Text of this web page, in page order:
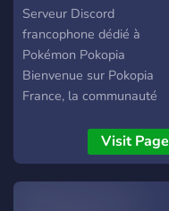
Serveur Discord
francophone dédié à
Pokémon Pokopia
Bienvenue sur Pokopia
France, la communauté
incontournable pour tous
les joueurs de Pokopia 🐾
Que tu sois débutant ou
Visit Page